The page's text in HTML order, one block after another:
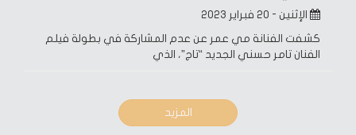
الإثنين - ٢٠ فبراير ٢٠٢٣
كشفت الفنانة مي عمر عن عدم المشاركة في بطولة فيلم
الفنان تامر حسني الجديد “تاج”، الذي
المزيد